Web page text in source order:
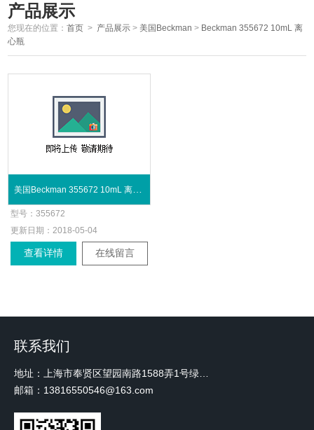
产品展示
您现在的位置：首页 > 产品展示 >美国Beckman > Beckman 355672 10mL 离
心瓶
型号：355672
更新日期： 2018-05-04
查看详情 在线留言
联系我们
邮箱：13816550546@163.com